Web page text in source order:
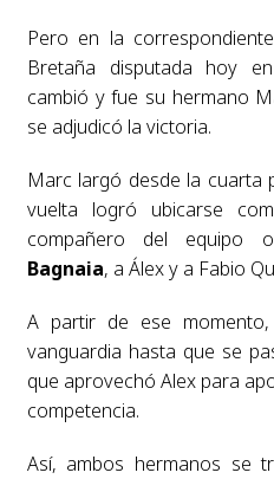
Pero en la
Bretaña disputada hoy
cambió y fue su hermano
se adjudicó la victoria.
Marc largó desde la cuarta
vuelta logró ubicarse
compañero del equipo
Bagnaia, a Álex y a Fabio
A partir de ese
vanguardia hasta que se
que aprovechó Alex para
competencia.
Así, ambos hermanos se